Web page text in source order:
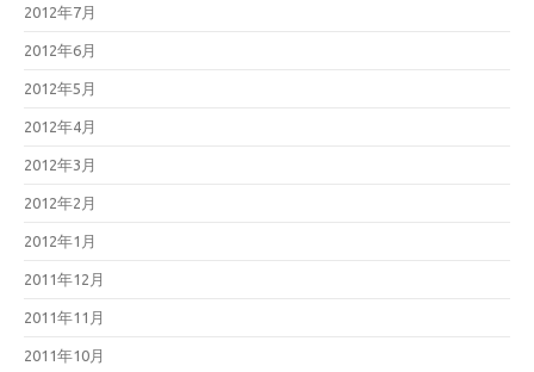
2012年7月
2012年6月
2012年5月
2012年4月
2012年3月
2012年2月
2012年1月
2011年12月
2011年11月
2011年10月